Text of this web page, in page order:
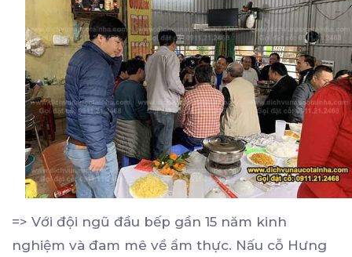
=> Với đội ngũ đầu bếp gần 15 năm kinh
nghiệm và đam mê về ẩm thực. Nấu cỗ Hưng